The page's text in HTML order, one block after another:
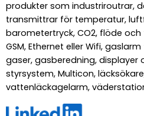
produkter som industriroutrar,
transmittrar för temperatur,
barometertryck, CO2, flöde
GSM, Ethernet eller Wifi,
gaser, gasberedning, displayer
styrsystem, Multicon,
vattenläckagelarm,